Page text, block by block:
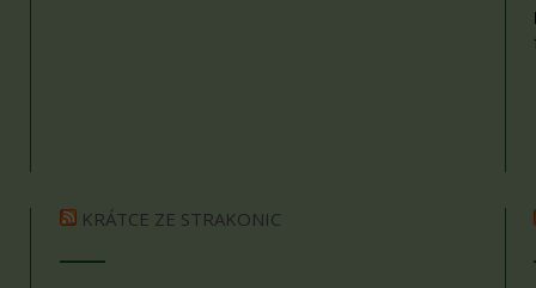
KRÁTCE ZE STRAKONIC